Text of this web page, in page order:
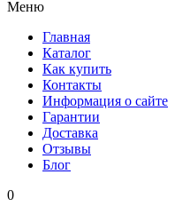
Меню
Главная
Каталог
Как купить
Контакты
Информация о сайте
Гарантии
Доставка
Отзывы
Блог
0